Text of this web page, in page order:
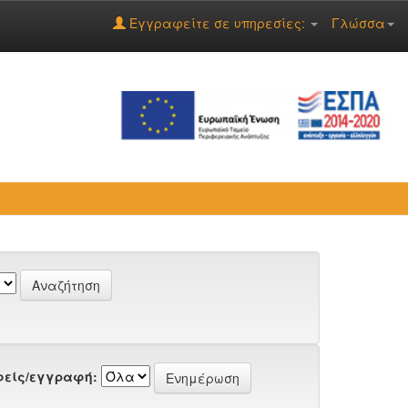
Γλώσσα
Εγγραφείτε σε υπηρεσίες:
εγγραφή: